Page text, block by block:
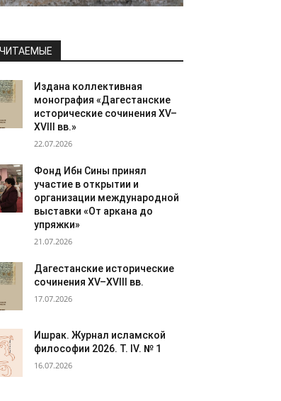
Издана коллективная
монография «Дагестанские
исторические сочинения XV–
XVIII вв.»
22.07.2026
Фонд Ибн Сины принял
участие в открытии и
организации международной
выставки «От аркана до
упряжки»
21.07.2026
Дагестанские исторические
сочинения XV–XVIII вв.
17.07.2026
Ишрак. Журнал исламской
философии 2026. Т. IV. № 1
16.07.2026